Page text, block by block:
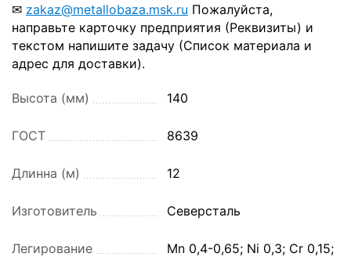
✉ zakaz@metallobaza.msk.ru Пожалуйста,
направьте карточку предприятия (Реквизиты) и
текстом напишите задачу (Список материала и
адрес для доставки).
Высота (мм) 140
ГОСТ 8639
Длинна (м) 12
Изготовитель Северсталь
Легирование
Mn 0,4-0,65; Ni 0,3; Cr 0,15;